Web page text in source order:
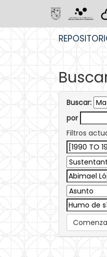
Buscar:
por
Filtros